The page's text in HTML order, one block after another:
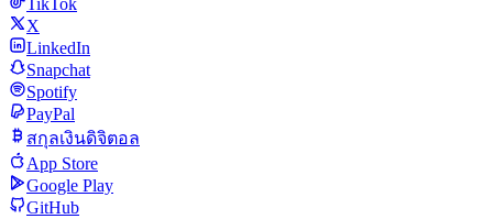
TikTok
X
LinkedIn
Snapchat
Spotify
PayPal
สกุลเงินดิจิตอล
App Store
Google Play
GitHub